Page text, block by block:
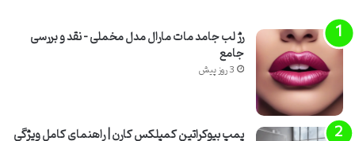
رژ لب جامد مات مارال مدل مخملی – نقد و بررسی
جامع
3 روز پیش
پمپ بیوکراتین کمپلکس کارن | راهنمای کامل ویژگی